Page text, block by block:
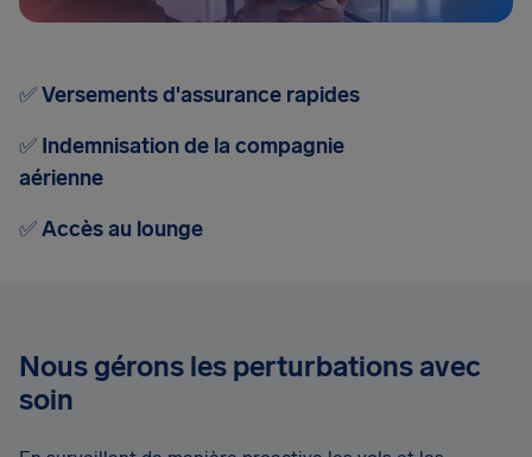
✅Versements d'assurance rapides
✅ Indemnisation de la compagnie
aérienne
✅Accès au lounge
Nous gérons les perturbations avec
soin